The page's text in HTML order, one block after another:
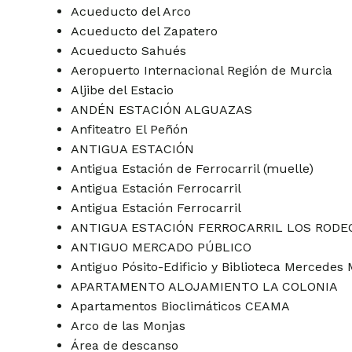
Acueducto del Arco
Acueducto del Zapatero
Acueducto Sahués
Aeropuerto Internacional Región de Murcia
Aljibe del Estacio
ANDÉN ESTACIÓN ALGUAZAS
Anfiteatro El Peñón
ANTIGUA ESTACIÓN
Antigua Estación de Ferrocarril (muelle)
Antigua Estación Ferrocarril
Antigua Estación Ferrocarril
ANTIGUA ESTACIÓN FERROCARRIL LOS
ANTIGUO MERCADO PÚBLICO
Antiguo Pósito-Edificio y Biblioteca Mercedes
APARTAMENTO ALOJAMIENTO LA COLONIA
Apartamentos Bioclimáticos CEAMA
Arco de las Monjas
Área de descanso